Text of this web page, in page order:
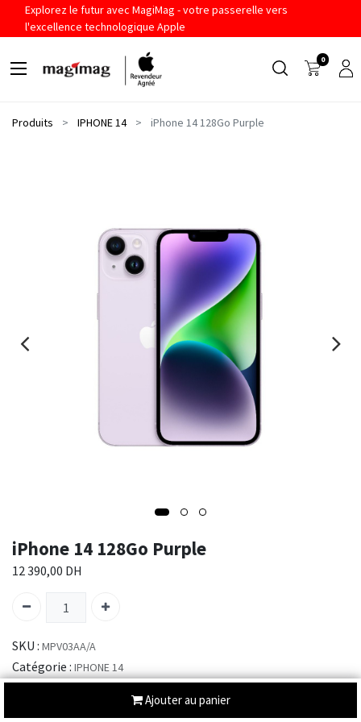
Explorez le futur avec MagiMag - votre passerelle vers
l'excellence technologique Apple
0
Produits IPHONE 14 iPhone 14 128Go Purple
Ajouter au panier
iPhone 14 128Go Purple
12 390,00 DH
SKU : MPV03AA/A
Catégorie : IPHONE 14